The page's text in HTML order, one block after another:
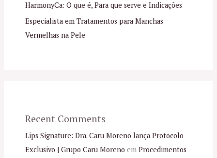
HarmonyCa: O que é, Para que serve e Indicações
Especialista em Tratamentos para Manchas
Vermelhas na Pele
Recent Comments
Lips Signature: Dra. Caru Moreno lança Protocolo
Exclusivo | Grupo Caru Moreno em Procedimentos